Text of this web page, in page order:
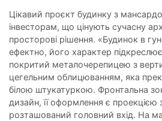
Цікавий проєкт будинку з
інвесторам, що цінують сучасну
просторові рішення. «Будинок в
ефектно, його характер
покритий металочерепицею з
цегельним облицюванням, яка
білою штукатуркою. Фронтальна
дизайн, її оформлення є проекцією
розташований головний вхід. На